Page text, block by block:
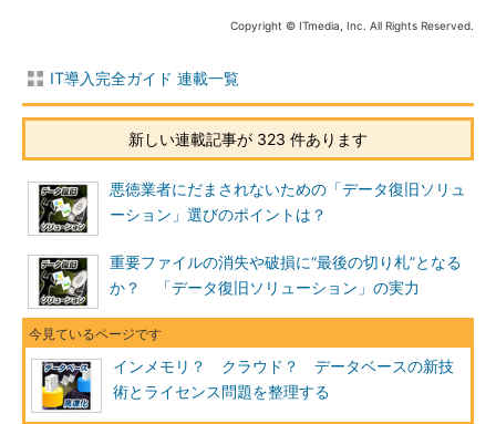
Copyright © ITmedia, Inc. All Rights Reserved.
IT導入完全ガイド 連載一覧
新しい連載記事が 323 件あります
悪徳業者にだまされないための「データ復旧ソリュ
ーション」選びのポイントは？
重要ファイルの消失や破損に“最後の切り札”となる
か？ 「データ復旧ソリューション」の実力
インメモリ？ クラウド？ データベースの新技
術とライセンス問題を整理する